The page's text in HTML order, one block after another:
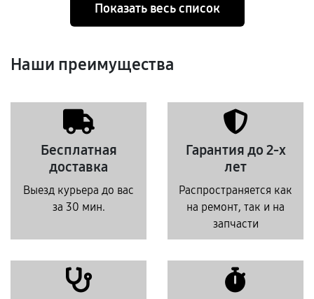
Показать весь список
Наши преимущества
Бесплатная
доставка
Выезд курьера до вас
за 30 мин.
Гарантия до 2-х
лет
Распространяется как
на ремонт, так и на
запчасти